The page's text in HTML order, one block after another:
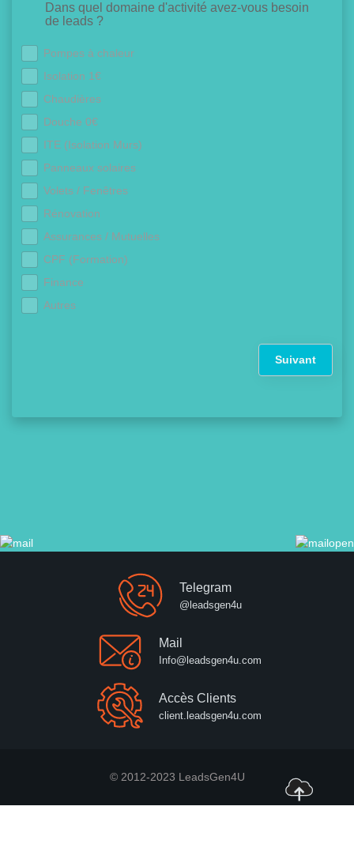
Dans quel domaine d'activité avez-vous besoin
de leads ?
Pompes à chaleur
Isolation 1€
Chaudières
Douche 0€
ITE (Isolation Murs)
Panneaux solaires
Volets / Fenêtres
Rénovation
Assurances / Mutuelles
CPF (Formation)
Finance
Autres
Suivant
Telegram
@leadsgen4u
Mail
Info@leadsgen4u.com
Accès Clients
client.leadsgen4u.com
© 2012-2023 LeadsGen4U